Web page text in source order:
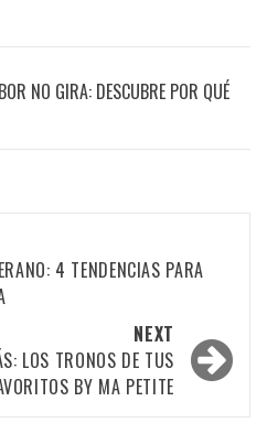
NO GIRA: DESCUBRE POR QUÉ
4 TENDENCIAS PARA
NEXT
LOS TRONOS DE TUS
BY MA PETITE